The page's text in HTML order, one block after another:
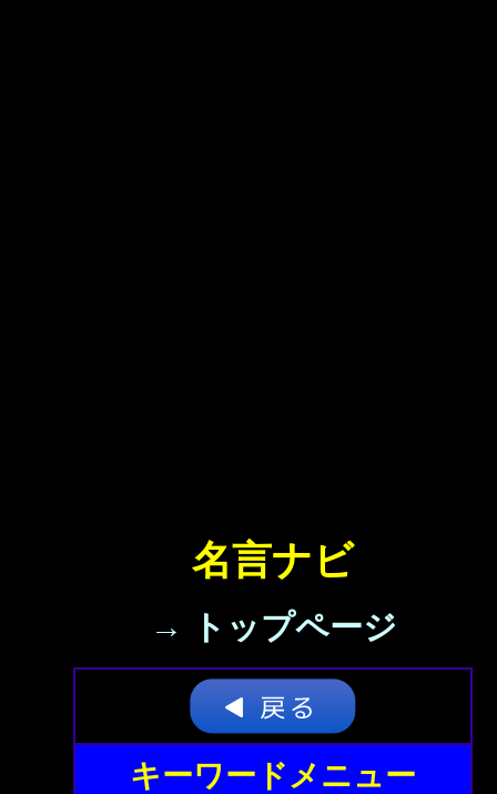
名言ナビ
→ トップページ
キーワードメニュー